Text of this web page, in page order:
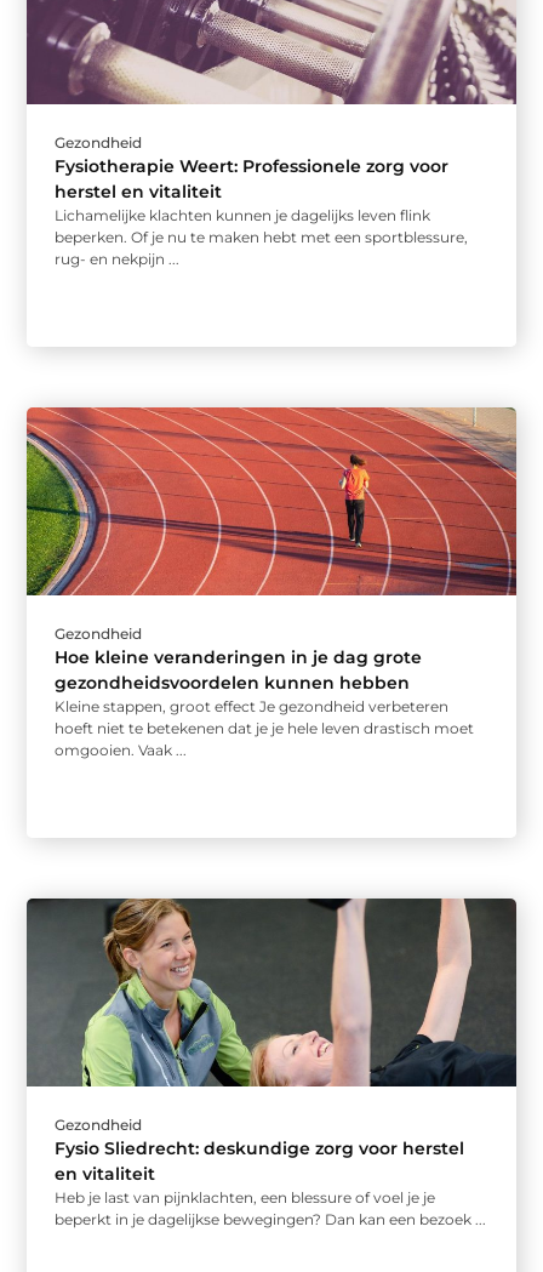
Gezondheid
Fysiotherapie Weert: Professionele zorg voor
herstel en vitaliteit
Lichamelijke klachten kunnen je dagelijks leven flink
beperken. Of je nu te maken hebt met een sportblessure,
rug- en nekpijn ...
Gezondheid
Hoe kleine veranderingen in je dag grote
gezondheidsvoordelen kunnen hebben
Kleine stappen, groot effect Je gezondheid verbeteren
hoeft niet te betekenen dat je je hele leven drastisch moet
omgooien. Vaak ...
Gezondheid
Fysio Sliedrecht: deskundige zorg voor herstel
en vitaliteit
Heb je last van pijnklachten, een blessure of voel je je
beperkt in je dagelijkse bewegingen? Dan kan een bezoek ...